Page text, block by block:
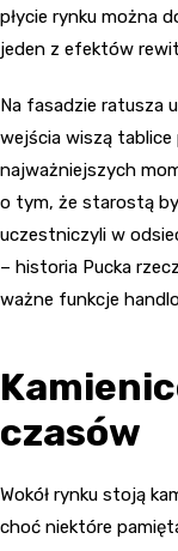
płycie rynku można
jeden z efektów
Na fasadzie ratusza
wejścia wiszą
najważniejszych
o tym, że starostą
uczestniczyli w
– historia Pucka
ważne funkcje
czasów
Wokół rynku stoją
choć niektóre